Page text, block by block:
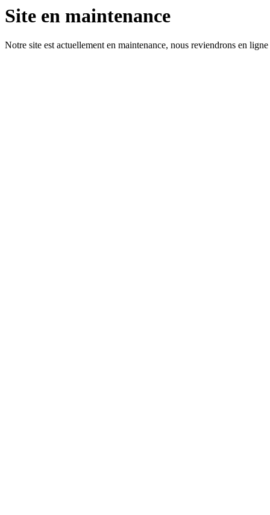
Site en maintenance
Notre site est actuellement en maintenance, nous reviendrons en